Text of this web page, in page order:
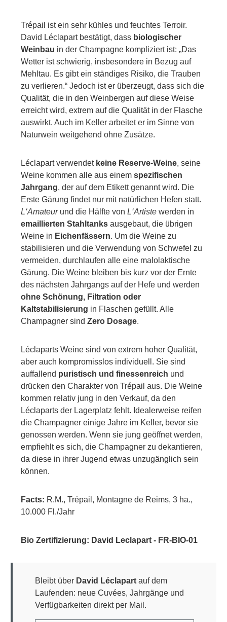
Trépail ist ein sehr kühles und feuchtes Terroir.
David Léclapart bestätigt, dass biologischer
Weinbau in der Champagne kompliziert ist: „Das
Wetter ist schwierig, insbesondere in Bezug auf
Mehltau. Es gibt ein ständiges Risiko, die Trauben
zu verlieren.“ Jedoch ist er überzeugt, dass sich die
Qualität, die in den Weinbergen auf diese Weise
erreicht wird, extrem auf die Qualität in der Flasche
auswirkt. Auch im Keller arbeitet er im Sinne von
Naturwein weitgehend ohne Zusätze.
Léclapart verwendet keine Reserve-Weine, seine
Weine kommen alle aus einem spezifischen
Jahrgang, der auf dem Etikett genannt wird. Die
Erste Gärung findet nur mit natürlichen Hefen statt.
L‘Amateurund die Hälfte von L‘Artiste werden in
emaillierten Stahltanks ausgebaut, die übrigen
Weine in Eichenfässern. Um die Weine zu
stabilisieren und die Verwendung von Schwefel zu
vermeiden, durchlaufen alle eine malolaktische
Gärung. Die Weine bleiben bis kurz vor der Ernte
des nächsten Jahrgangs auf der Hefe und werden
ohne Schönung, Filtration oder
Kaltstabilisierung in Flaschen gefüllt. Alle
Champagner sind Zero Dosage.
Léclaparts Weine sind von extrem hoher Qualität,
aber auch kompromisslos individuell. Sie sind
auffallend puristisch und finessenreich und
drücken den Charakter von Trépail aus. Die Weine
kommen relativ jung in den Verkauf, da den
Léclaparts der Lagerplatz fehlt. Idealerweise reifen
die Champagner einige Jahre im Keller, bevor sie
genossen werden. Wenn sie jung geöffnet werden,
empfiehlt es sich, die Champagner zu dekantieren,
da diese in ihrer Jugend etwas unzugänglich sein
können.
Facts: R.M., Trépail, Montagne de Reims, 3 ha.,
10.000 Fl./Jahr
Bio Zertifizierung: David Leclapart - FR-BIO-01
Bleibt über David Léclapart auf dem
Laufenden: neue Cuvées, Jahrgänge und
Verfügbarkeiten direkt per Mail.